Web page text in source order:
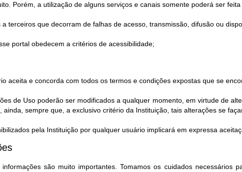
Porém, a utilização de alguns serviços e canais somente poderá ser
terceiros que decorram de falhas de acesso, transmissão, difusão ou
portal obedecem a critérios de acessibilidade;
aceita e concorda com todos os termos e condições expostas que se
de Uso poderão ser modificados a qualquer momento, em virtude de
sempre que, a exclusivo critério da Instituição, tais alterações se
pela Instituição por qualquer usuário implicará em expressa
são muito importantes. Tomamos os cuidados